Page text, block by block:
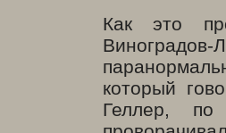
Как это
который
Геллер,